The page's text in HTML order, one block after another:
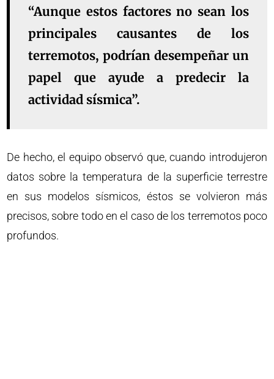
“Aunque estos factores no sean los
principales causantes de los
terremotos, podrían desempeñar un
papel que ayude a predecir la
actividad sísmica”.
De hecho, el equipo observó que, cuando introdujeron
datos sobre la temperatura de la superficie terrestre
en sus modelos sísmicos, éstos se volvieron más
precisos, sobre todo en el caso de los terremotos poco
profundos.